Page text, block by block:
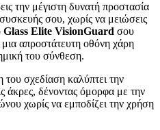
την μέγιστη δυνατή προστασία
σου, χωρίς να μειώσεις
Glass Elite VisionGuard σου
απροστάτευτη οθόνη χάρη
του σύνθεση.
σχεδίαση καλύπτει την
άκρες, δένοντας όμορφα με την
χωρίς να εμποδίζει την χρήση